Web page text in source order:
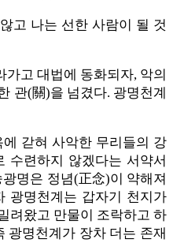
고 나는 선한 사람이 될 것
고 대법에 동화되자, 악의
관(關)을 넘겼다. 광명천계
갇혀 사악한 무리들의 강
수련하지 않겠다는 서약서
명은 정념(正念)이 약해져
광명천계는 갑자기 천지가
려왔고 만물이 조락하고 하
광명천계가 장차 더는 존재